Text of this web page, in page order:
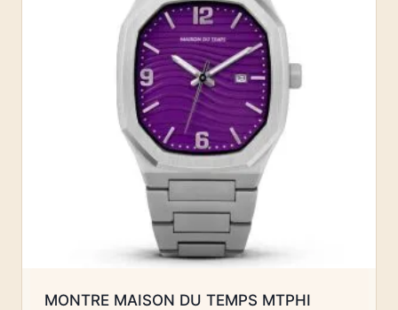
MONTRE MAISON DU TEMPS MTPHI